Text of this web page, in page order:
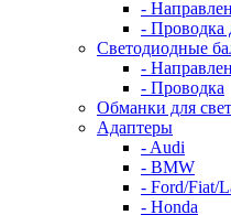
-
- Проводка
Светодиодные
-
- Проводка
Обманки для
Адаптеры
- Audi
- BMW
- Ford/Fiat/
- Honda